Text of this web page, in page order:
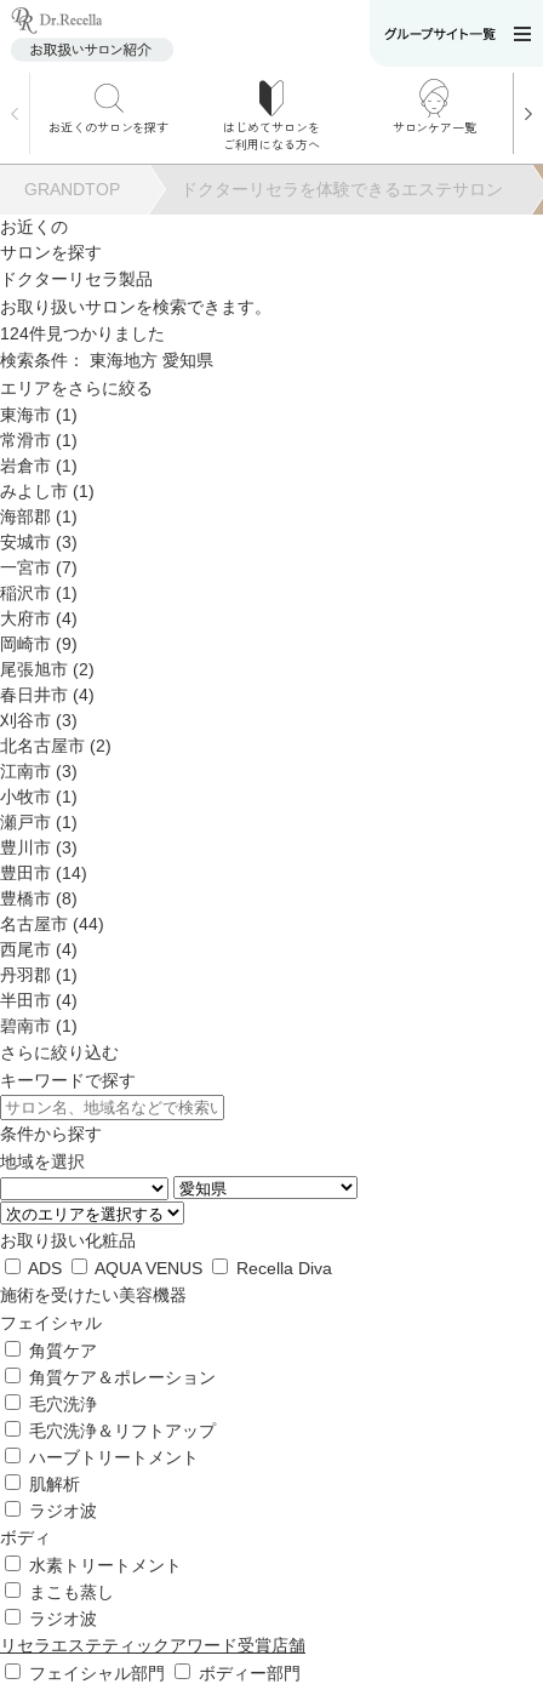
お近くのサロンを探す
はじめてサロンを
ご利用になる方へ
サロンケア一覧
ュー
施術別で探す
お悩み別で探す
GRANDTOP
ドクターリセラを体験できるエステサロン
お近くの
サロンを探す
ドクターリセラ製品
お取り扱いサロンを検索できます。
124件見つかりました
検索条件：
東海地方 愛知県
エリアをさらに絞る
東海市 (1)
常滑市 (1)
岩倉市 (1)
みよし市 (1)
海部郡 (1)
安城市 (3)
一宮市 (7)
稲沢市 (1)
大府市 (4)
岡崎市 (9)
尾張旭市 (2)
春日井市 (4)
刈谷市 (3)
北名古屋市 (2)
江南市 (3)
小牧市 (1)
瀬戸市 (1)
豊川市 (3)
豊田市 (14)
豊橋市 (8)
名古屋市 (44)
西尾市 (4)
丹羽郡 (1)
半田市 (4)
碧南市 (1)
さらに絞り込む
キーワードで探す
条件から探す
地域を選択
お取り扱い化粧品
ADS
AQUA VENUS
Recella Diva
施術を受けたい美容機器
フェイシャル
角質ケア
角質ケア＆ポレーション
毛穴洗浄
毛穴洗浄＆リフトアップ
ハーブトリートメント
肌解析
ラジオ波
ボディ
水素トリートメント
まこも蒸し
ラジオ波
リセラエステティックアワード受賞店舗
フェイシャル部門
ボディー部門